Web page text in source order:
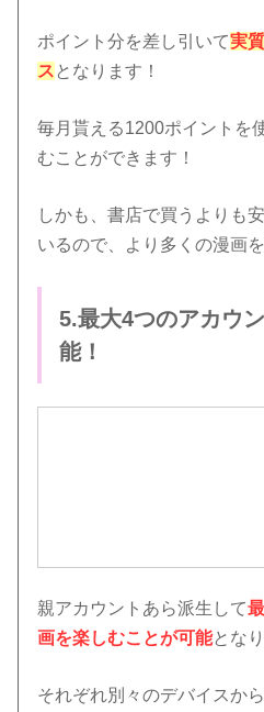
ポイント分を差し引いて実
ス となります！
毎月貰える1200ポイントを
むことができます！
しかも、書店で買うよりも
いるので、より多くの漫画
5.最大4つのアカウ
能！
親アカウントあら派生して
画を楽しむことが可能とな
それぞれ別々のデバイスか